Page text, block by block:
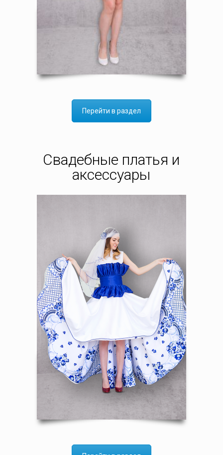
Перейти в раздел
Свадебные платья и
аксессуары